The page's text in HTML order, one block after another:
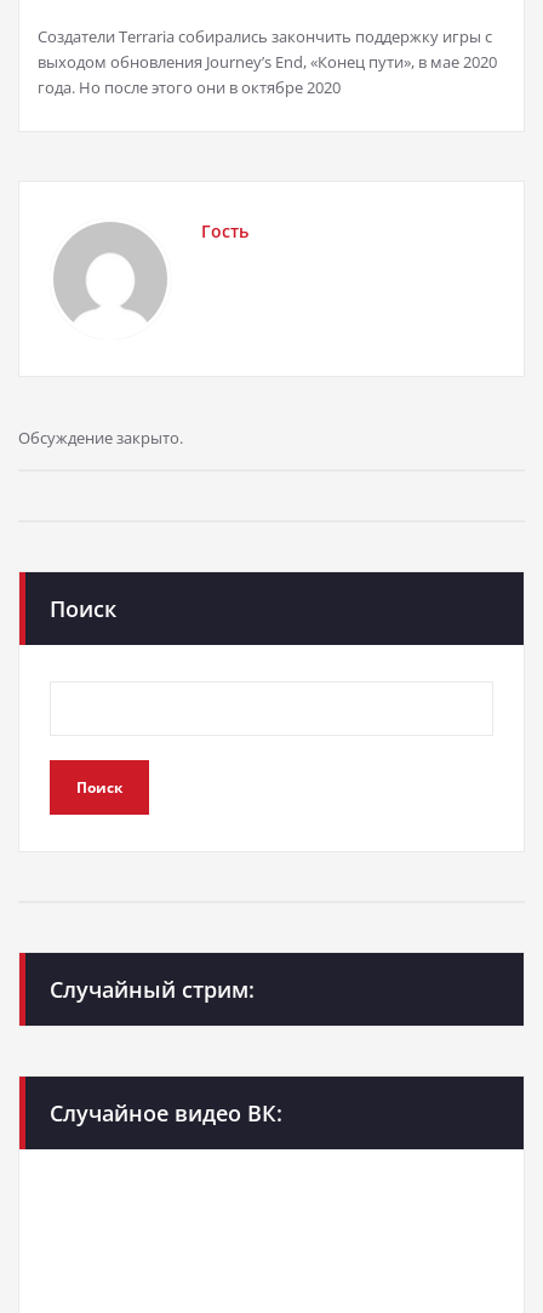
Создатели Terraria собирались закончить поддержку игры с
выходом обновления Journey’s End, «Конец пути», в мае 2020
года. Но после этого они в октябре 2020
Гость
Обсуждение закрыто.
Поиск
Поиск
Случайный стрим:
Случайное видео ВК: